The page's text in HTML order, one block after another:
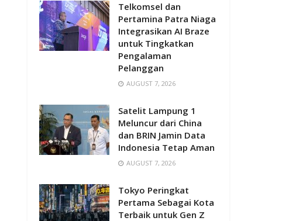
Telkomsel dan
Pertamina Patra Niaga
Integrasikan AI Braze
untuk Tingkatkan
Pengalaman
Pelanggan
AUGUST 7, 2026
Satelit Lampung 1
Meluncur dari China
dan BRIN Jamin Data
Indonesia Tetap Aman
AUGUST 7, 2026
Tokyo Peringkat
Pertama Sebagai Kota
Terbaik untuk Gen Z